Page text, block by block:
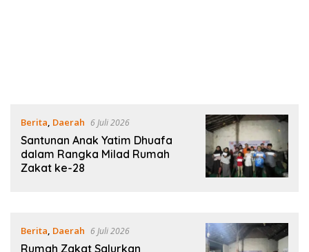
Berita, Daerah 6 Juli 2026
Santunan Anak Yatim Dhuafa
dalam Rangka Milad Rumah
Zakat ke-28
Berita, Daerah 6 Juli 2026
Rumah Zakat Salurkan